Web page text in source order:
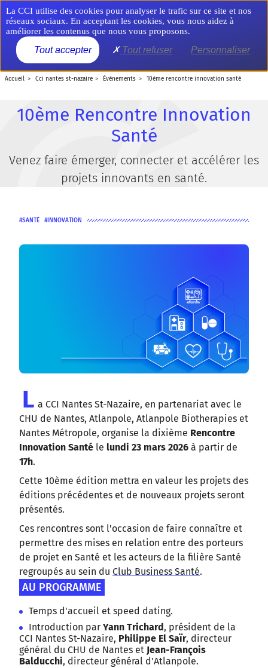
Aller
au
contenu
principal
MENU
accueil cci nantes st-nazaire événements 10ème rencontre innovation santé
10ème Rencontre Innovation
Santé
Venez faire émerger, connecter et accélérer les
projets innovants en santé.
SANTÉ INNOVATION
L a CCI Nantes St-Nazaire, en partenariat avec le
CHU de Nantes, Atlanpole, Atlanpole Biotherapies et
Nantes Métropole, organise la dixième Rencontre
Innovation Santé le lundi 23 mars 2026 à partir de
17h.
Cette 10ème édition mettra en valeur les projets des
éditions précédentes et de nouveaux projets seront
présentés.
Ces rencontres sont l'occasion de faire connaître et
permettre des mises en relation entre des porteurs
de projet en Santé et les acteurs de la filière Santé
regroupés au sein du Club Business Santé.
AU PROGRAMME
Temps d'accueil et speed dating.
Introduction par Yann Trichard, président de la
CCI Nantes St-Nazaire, Philippe El Saïr, directeur
général du CHU de Nantes et Jean-François
Balducchi, directeur général d'Atlanpole.
Panneau de gestion des cookies
La CCI utilise des cookies pour analyser le trafic sur ce site et nos
réseaux sociaux. En acceptant les cookies, vous nous aidez à
améliorer les contenus que nous vous proposons.
Tout accepter Tout refuser Personnaliser